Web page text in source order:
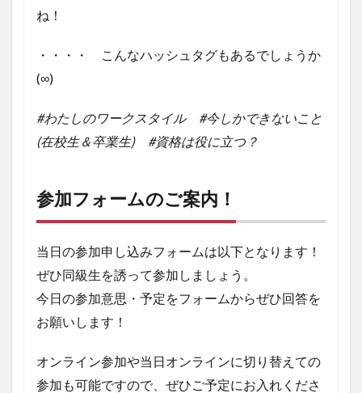
ね！
・・・・ こんなハッシュタグもあるでしょうか
(∞)
#わたしのワークスタイル #今しかできないこと
(在校生＆卒業生) #資格は役に立つ？
参加フォームのご案内！
当日の参加申し込みフォームは以下となります！
ぜひ同級生を誘って参加しましょう。
今日の参加意思・予定をフォームからぜひ回答を
お願いします！
オンライン参加や当日オンラインに切り替えての
参加も可能ですので、ぜひご予定にお入れくださ